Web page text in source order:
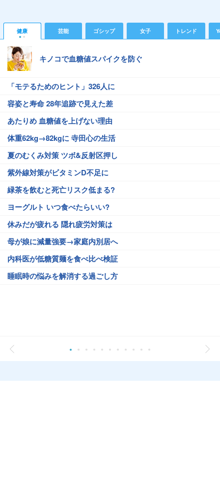
健康 芸能 ゴシップ 女子 トレンド
キノコで血糖値スパイクを防ぐ
「モテるためのヒント」326人に
容姿と寿命 28年追跡で見えた差
あたりめ 血糖値を上げない理由
体重62kg→82kgに 寺田心の生活
夏のむくみ対策 ツボ&反射区押し
紫外線対策がビタミンD不足に
緑茶を飲むと死亡リスク低まる?
ヨーグルト いつ食べたらいい?
休みだが疲れる 隠れ疲労対策は
母が娘に減量強要→家庭内別居へ
内科医が低糖質麺を食べ比べ検証
睡眠時の悩みを解消する過ごし方